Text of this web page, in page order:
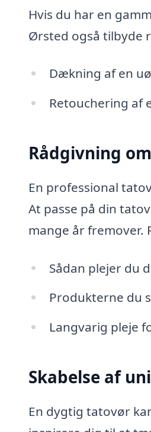
Hvis du har en
Ørsted også tilbyde
Dækning af en
Retouchering af
Rådgivning
En professional
At passe på din
mange år fremover.
Sådan plejer du
Produkterne du
Langvarig pleje
Skabelse af
En dygtig tatovør